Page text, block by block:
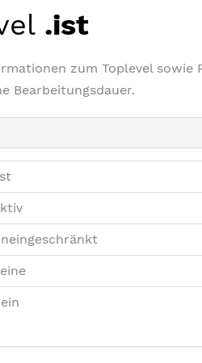
.ist
zum Toplevel
Bearbeitungsdauer.